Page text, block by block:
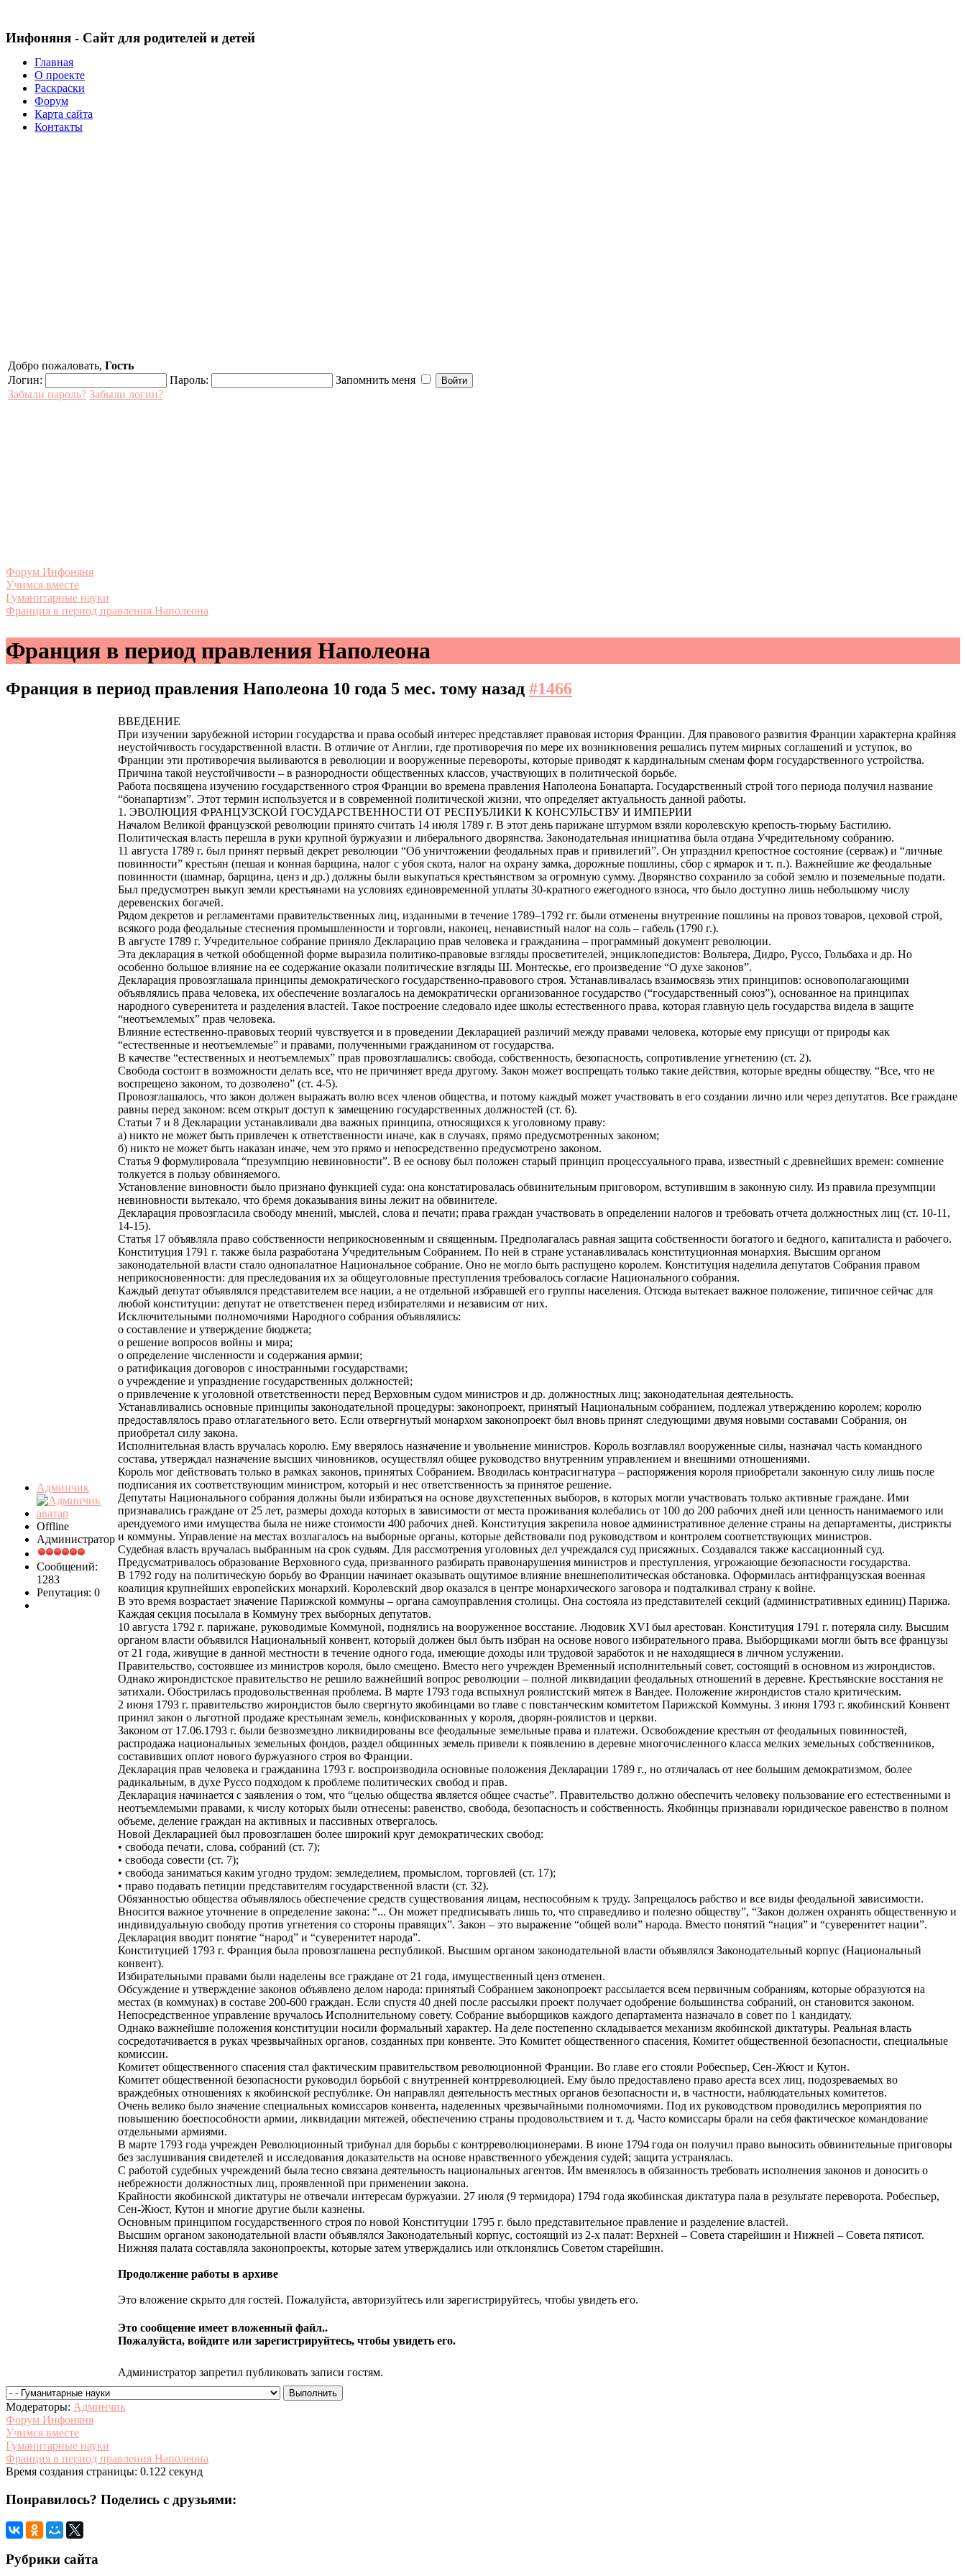
Инфоняня - Сайт для родителей и детей
Главная
О проекте
Раскраски
Форум
Карта сайта
Контакты
Добро пожаловать, Гость
Логин:
Пароль:
Запомнить меня
Забыли пароль? Забыли логин?
Форум Инфоняня
Учимся вместе
Гуманитарные науки
Франция в период правления Наполеона
Франция в период правления Наполеона
Франция в период правления Наполеона 10 года 5 мес. тому назад #1466
Админчик
Offline
Администратор
Сообщений:
1283
Репутация: 0
ВВЕДЕНИЕ
При изучении зарубежной истории государства и права особый интерес представляет правовая история Франции. Для правового развития Франции характерна крайняя
неустойчивость государственной власти. В отличие от Англии, где противоречия по мере их возникновения решались путем мирных соглашений и уступок, во
Франции эти противоречия выливаются в революции и вооруженные перевороты, которые приводят к кардинальным сменам форм государственного устройства.
Причина такой неустойчивости – в разнородности общественных классов, участвующих в политической борьбе.
Работа посвящена изучению государственного строя Франции во времена правления Наполеона Бонапарта. Государственный строй того периода получил название
“бонапартизм”. Этот термин используется и в современной политической жизни, что определяет актуальность данной работы.
1. ЭВОЛЮЦИЯ ФРАНЦУЗСКОЙ ГОСУДАРСТВЕННОСТИ ОТ РЕСПУБЛИКИ К КОНСУЛЬСТВУ И ИМПЕРИИ
Началом Великой французской революции принято считать 14 июля 1789 г. В этот день парижане штурмом взяли королевскую крепость-тюрьму Бастилию.
Политическая власть перешла в руки крупной буржуазии и либерального дворянства. Законодательная инициатива была отдана Учредительному собранию.
11 августа 1789 г. был принят первый декрет революции “Об уничтожении феодальных прав и привилегий”. Он упразднил крепостное состояние (серваж) и “личные
повинности” крестьян (пешая и конная барщина, налог с убоя скота, налог на охрану замка, дорожные пошлины, сбор с ярмарок и т. п.). Важнейшие же феодальные
повинности (шамнар, барщина, ценз и др.) должны были выкупаться крестьянством за огромную сумму. Дворянство сохранило за собой землю и поземельные подати.
Был предусмотрен выкуп земли крестьянами на условиях единовременной уплаты 30-кратного ежегодного взноса, что было доступно лишь небольшому числу
деревенских богачей.
Рядом декретов и регламентами правительственных лиц, изданными в течение 1789–1792 гг. были отменены внутренние пошлины на провоз товаров, цеховой строй,
всякого рода феодальные стеснения промышленности и торговли, наконец, ненавистный налог на соль – габель (1790 г.).
В августе 1789 г. Учредительное собрание приняло Декларацию прав человека и гражданина – программный документ революции.
Эта декларация в четкой обобщенной форме выразила политико-правовые взгляды просветителей, энциклопедистов: Вольтера, Дидро, Руссо, Гольбаха и др. Но
особенно большое влияние на ее содержание оказали политические взгляды Ш. Монтескье, его произведение “О духе законов”.
Декларация провозглашала принципы демократического государственно-правового строя. Устанавливалась взаимосвязь этих принципов: основополагающими
объявлялись права человека, их обеспечение возлагалось на демократически организованное государство (“государственный союз”), основанное на принципах
народного суверенитета и разделения властей. Такое построение следовало идее школы естественного права, которая главную цель государства видела в защите
“неотъемлемых” прав человека.
Влияние естественно-правовых теорий чувствуется и в проведении Декларацией различий между правами человека, которые ему присущи от природы как
“естественные и неотъемлемые” и правами, полученными гражданином от государства.
В качестве “естественных и неотъемлемых” прав провозглашались: свобода, собственность, безопасность, сопротивление угнетению (ст. 2).
Свобода состоит в возможности делать все, что не причиняет вреда другому. Закон может воспрещать только такие действия, которые вредны обществу. “Все, что не
воспрещено законом, то дозволено” (ст. 4-5).
Провозглашалось, что закон должен выражать волю всех членов общества, и потому каждый может участвовать в его создании лично или через депутатов. Все граждане
равны перед законом: всем открыт доступ к замещению государственных должностей (ст. 6).
Статьи 7 и 8 Декларации устанавливали два важных принципа, относящихся к уголовному праву:
а) никто не может быть привлечен к ответственности иначе, как в случаях, прямо предусмотренных законом;
б) никто не может быть наказан иначе, чем это прямо и непосредственно предусмотрено законом.
Статья 9 формулировала “презумпцию невиновности”. В ее основу был положен старый принцип процессуального права, известный с древнейших времен: сомнение
толкуется в пользу обвиняемого.
Установление виновности было признано функцией суда: она констатировалась обвинительным приговором, вступившим в законную силу. Из правила презумпции
невиновности вытекало, что бремя доказывания вины лежит на обвинителе.
Декларация провозгласила свободу мнений, мыслей, слова и печати; права граждан участвовать в определении налогов и требовать отчета должностных лиц (ст. 10-11,
14-15).
Статья 17 объявляла право собственности неприкосновенным и священным. Предполагалась равная защита собственности богатого и бедного, капиталиста и рабочего.
Конституция 1791 г. также была разработана Учредительным Собранием. По ней в стране устанавливалась конституционная монархия. Высшим органом
законодательной власти стало однопалатное Национальное собрание. Оно не могло быть распущено королем. Конституция наделила депутатов Собрания правом
неприкосновенности: для преследования их за общеуголовные преступления требовалось согласие Национального собрания.
Каждый депутат объявлялся представителем все нации, а не отдельной избравшей его группы населения. Отсюда вытекает важное положение, типичное сейчас для
любой конституции: депутат не ответственен перед избирателями и независим от них.
Исключительными полномочиями Народного собрания объявлялись:
o составление и утверждение бюджета;
o решение вопросов войны и мира;
o определение численности и содержания армии;
o ратификация договоров с иностранными государствами;
o учреждение и упразднение государственных должностей;
o привлечение к уголовной ответственности перед Верховным судом министров и др. должностных лиц; законодательная деятельность.
Устанавливались основные принципы законодательной процедуры: законопроект, принятый Национальным собранием, подлежал утверждению королем; королю
предоставлялось право отлагательного вето. Если отвергнутый монархом законопроект был вновь принят следующими двумя новыми составами Собрания, он
приобретал силу закона.
Исполнительная власть вручалась королю. Ему вверялось назначение и увольнение министров. Король возглавлял вооруженные силы, назначал часть командного
состава, утверждал назначение высших чиновников, осуществлял общее руководство внутренним управлением и внешними отношениями.
Король мог действовать только в рамках законов, принятых Собранием. Вводилась контрасигнатура – распоряжения короля приобретали законную силу лишь после
подписания их соответствующим министром, который и нес ответственность за принятое решение.
Депутаты Национального собрания должны были избираться на основе двухстепенных выборов, в которых могли участвовать только активные граждане. Ими
признавались граждане от 25 лет, размеры дохода которых в зависимости от места проживания колебались от 100 до 200 рабочих дней или ценность нанимаемого или
арендуемого ими имущества была не ниже стоимости 400 рабочих дней. Конституция закрепила новое административное деление страны на департаменты, дистрикты
и коммуны. Управление на местах возлагалось на выборные органы, которые действовали под руководством и контролем соответствующих министров.
Судебная власть вручалась выбранным на срок судьям. Для рассмотрения уголовных дел учреждался суд присяжных. Создавался также кассационный суд.
Предусматривалось образование Верховного суда, призванного разбирать правонарушения министров и преступления, угрожающие безопасности государства.
В 1792 году на политическую борьбу во Франции начинает оказывать ощутимое влияние внешнеполитическая обстановка. Оформилась антифранцузская военная
коалиция крупнейших европейских монархий. Королевский двор оказался в центре монархического заговора и подталкивал страну к войне.
В это время возрастает значение Парижской коммуны – органа самоуправления столицы. Она состояла из представителей секций (административных единиц) Парижа.
Каждая секция посылала в Коммуну трех выборных депутатов.
10 августа 1792 г. парижане, руководимые Коммуной, поднялись на вооруженное восстание. Людовик XVI был арестован. Конституция 1791 г. потеряла силу. Высшим
органом власти объявился Национальный конвент, который должен был быть избран на основе нового избирательного права. Выборщиками могли быть все французы
от 21 года, живущие в данной местности в течение одного года, имеющие доходы или трудовой заработок и не находящиеся в личном услужении.
Правительство, состоявшее из министров короля, было смещено. Вместо него учрежден Временный исполнительный совет, состоящий в основном из жирондистов.
Однако жирондистское правительство не решило важнейший вопрос революции – полной ликвидации феодальных отношений в деревне. Крестьянские восстания не
затихали. Обострилась продовольственная проблема. В марте 1793 года вспыхнул роялистский мятеж в Вандее. Положение жирондистов стало критическим.
2 июня 1793 г. правительство жирондистов было свергнуто якобинцами во главе с повстанческим комитетом Парижской Коммуны. 3 июня 1793 г. якобинский Конвент
принял закон о льготной продаже крестьянам земель, конфискованных у короля, дворян-роялистов и церкви.
Законом от 17.06.1793 г. были безвозмездно ликвидированы все феодальные земельные права и платежи. Освобождение крестьян от феодальных повинностей,
распродажа национальных земельных фондов, раздел общинных земель привели к появлению в деревне многочисленного класса мелких земельных собственников,
составивших оплот нового буржуазного строя во Франции.
Декларация прав человека и гражданина 1793 г. воспроизводила основные положения Декларации 1789 г., но отличалась от нее большим демократизмом, более
радикальным, в духе Руссо подходом к проблеме политических свобод и прав.
Декларация начинается с заявления о том, что “целью общества является общее счастье”. Правительство должно обеспечить человеку пользование его естественными и
неотъемлемыми правами, к числу которых были отнесены: равенство, свобода, безопасность и собственность. Якобинцы признавали юридическое равенство в полном
объеме, деление граждан на активных и пассивных отвергалось.
Новой Декларацией был провозглашен более широкий круг демократических свобод:
• свобода печати, слова, собраний (ст. 7);
• свобода совести (ст. 7);
• свобода заниматься каким угодно трудом: земледелием, промыслом, торговлей (ст. 17);
• право подавать петиции представителям государственной власти (ст. 32).
Обязанностью общества объявлялось обеспечение средств существования лицам, неспособным к труду. Запрещалось рабство и все виды феодальной зависимости.
Вносится важное уточнение в определение закона: “... Он может предписывать лишь то, что справедливо и полезно обществу”, “Закон должен охранять общественную и
индивидуальную свободу против угнетения со стороны правящих”. Закон – это выражение “общей воли” народа. Вместо понятий “нация” и “суверенитет нации”.
Декларация вводит понятие “народ” и “суверенитет народа”.
Конституцией 1793 г. Франция была провозглашена республикой. Высшим органом законодательной власти объявлялся Законодательный корпус (Национальный
конвент).
Избирательными правами были наделены все граждане от 21 года, имущественный ценз отменен.
Обсуждение и утверждение законов объявлено делом народа: принятый Собранием законопроект рассылается всем первичным собраниям, которые образуются на
местах (в коммунах) в составе 200-600 граждан. Если спустя 40 дней после рассылки проект получает одобрение большинства собраний, он становится законом.
Непосредственное управление вручалось Исполнительному совету. Собрание выборщиков каждого департамента назначало в совет по 1 кандидату.
Однако важнейшие положения конституции носили формальный характер. На деле постепенно складывается механизм якобинской диктатуры. Реальная власть
сосредотачивается в руках чрезвычайных органов, созданных при конвенте. Это Комитет общественного спасения, Комитет общественной безопасности, специальные
комиссии.
Комитет общественного спасения стал фактическим правительством революционной Франции. Во главе его стояли Робеспьер, Сен-Жюст и Кутон.
Комитет общественной безопасности руководил борьбой с внутренней контрреволюцией. Ему было предоставлено право ареста всех лиц, подозреваемых во
враждебных отношениях к якобинской республике. Он направлял деятельность местных органов безопасности и, в частности, наблюдательных комитетов.
Очень велико было значение специальных комиссаров конвента, наделенных чрезвычайными полномочиями. Под их руководством проводились мероприятия по
повышению боеспособности армии, ликвидации мятежей, обеспечению страны продовольствием и т. д. Часто комиссары брали на себя фактическое командование
отдельными армиями.
В марте 1793 года учрежден Революционный трибунал для борьбы с контрреволюционерами. В июне 1794 года он получил право выносить обвинительные приговоры
без заслушивания свидетелей и исследования доказательств на основе нравственного убеждения судей; защита устранялась.
С работой судебных учреждений была тесно связана деятельность национальных агентов. Им вменялось в обязанность требовать исполнения законов и доносить о
небрежности должностных лиц, проявленной при применении закона.
Крайности якобинской диктатуры не отвечали интересам буржуазии. 27 июля (9 термидора) 1794 года якобинская диктатура пала в результате переворота. Робеспьер,
Сен-Жюст, Кутон и многие другие были казнены.
Основным принципом государственного строя по новой Конституции 1795 г. было представительное правление и разделение властей.
Высшим органом законодательной власти объявлялся Законодательный корпус, состоящий из 2-х палат: Верхней – Совета старейшин и Нижней – Совета пятисот.
Нижняя палата составляла законопроекты, которые затем утверждались или отклонялись Советом старейшин.
Продолжение работы в архиве
Это вложение скрыто для гостей. Пожалуйста, авторизуйтесь или зарегистрируйтесь, чтобы увидеть его.
Это сообщение имеет вложенный файл..
Пожалуйста, войдите или зарегистрируйтесь, чтобы увидеть его.
Администратор запретил публиковать записи гостям.
Модераторы: Админчик
Форум Инфоняня
Учимся вместе
Гуманитарные науки
Франция в период правления Наполеона
Время создания страницы: 0.122 секунд
Понравилось? Поделись с друзьями:
Рубрики сайта